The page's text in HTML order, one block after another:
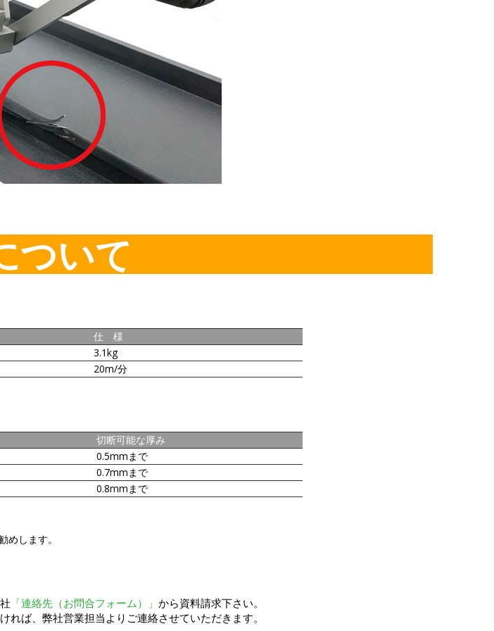
ついて
仕 様
3.1kg
20m/分
切断可能な厚み
0.5mmまで
0.7mmまで
0.8mmまで
します。
「連絡先（お問合フォーム）」 から資料請求下さい。
ば、弊社営業担当よりご連絡させていただきます。